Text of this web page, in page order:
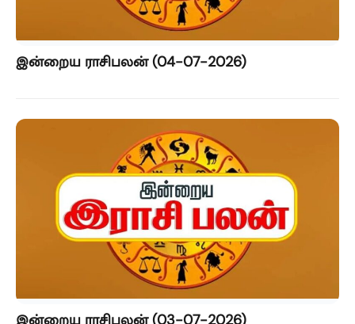
இன்றைய ராசிபலன் (04-07-2026)
இன்றைய ராசிபலன் (03-07-2026)